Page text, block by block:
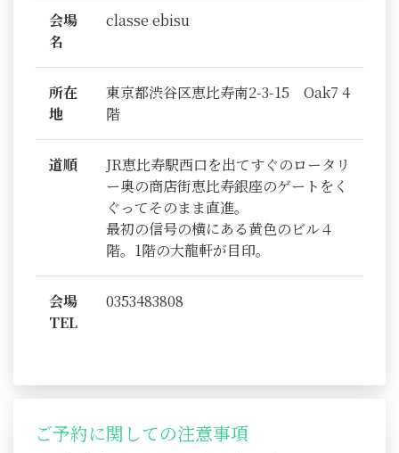
会場
名
classe ebisu
所在
地
東京都渋谷区恵比寿南2-3-15 Oak7 4
階
道順
JR恵比寿駅西口を出てすぐのロータリ
ー奥の商店街恵比寿銀座のゲートをく
ぐってそのまま直進。
最初の信号の横にある黄色のビル４
階。1階の大龍軒が目印。
会場
TEL
0353483808
ご予約に関しての注意事項